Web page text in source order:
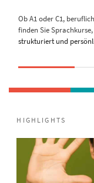
Ob A1 oder C1,
finden Sie
strukturiert und